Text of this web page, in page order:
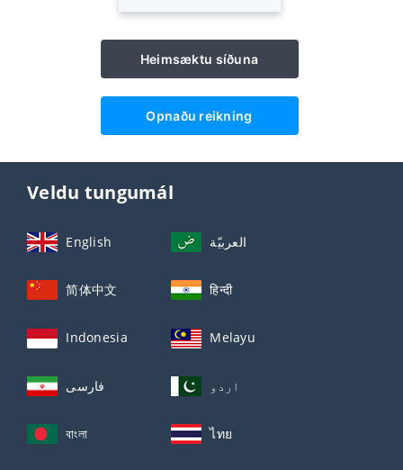
Heimsæktu síðuna
Opnaðu reikning
Veldu tungumál
English العربيّة
简体中文 हिन्दी
Indonesia Melayu
فارسی اردو
বাংলা ไทย